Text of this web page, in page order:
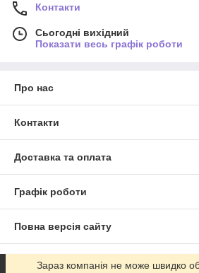
Контакти
Сьогодні вихідний
Показати весь графік роботи
Про нас
Контакти
Доставка та оплата
Графік роботи
Повна версія сайту
Сайт створено на маркетплейсі
Зараз компанія не може швидко